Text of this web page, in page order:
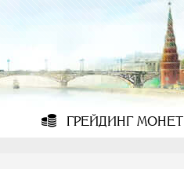
ГРЕЙДИНГМОНЕТ